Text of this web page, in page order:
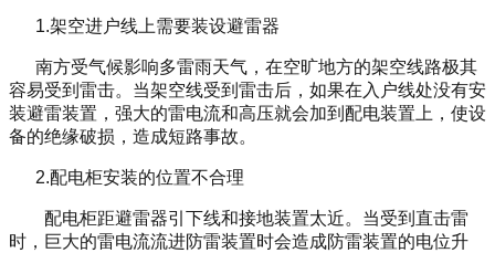
1.架空进户线上需要装设避雷器
南方受气候影响多雷雨天气，在空旷地方的架空线路极其
容易受到雷击。当架空线受到雷击后，如果在入户线处没有安
装避雷装置，强大的雷电流和高压就会加到配电装置上，使设
备的绝缘破损，造成短路事故。
2.配电柜安装的位置不合理
配电柜距避雷器引下线和接地装置太近。当受到直击雷
时，巨大的雷电流流进防雷装置时会造成防雷装置的电位升